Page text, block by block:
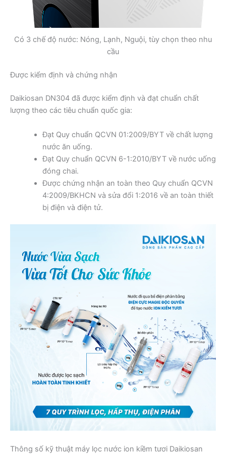
Có 3 chế độ nước: Nóng, Lạnh, Nguội, tùy chọn theo nhu
cầu
Được kiểm định và chứng nhận
Daikiosan DN304 đã được kiểm định và đạt chuẩn chất
lượng theo các tiêu chuẩn quốc gia:
Đạt Quy chuẩn QCVN 01:2009/BYT về chất lượng
nước ăn uống.
Đạt Quy chuẩn QCVN 6-1:2010/BYT về nước uống
đóng chai.
Được chứng nhận an toàn theo Quy chuẩn QCVN
4:2009/BKHCN và sửa đổi 1:2016 về an toàn thiết
bị điện và điện tử.
Thông số kỹ thuật máy lọc nước ion kiềm tươi Daikiosan